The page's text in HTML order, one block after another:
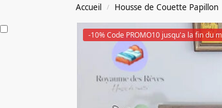
Accueil / Housse de Couette Papillon
-10% Code PROMO10 jusqu'a la fin du